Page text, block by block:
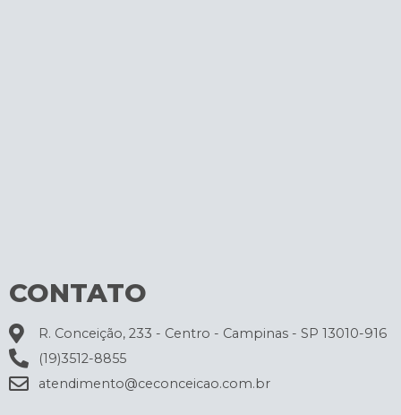
CONTATO
R. Conceição, 233 - Centro - Campinas - SP 13010-916
(19)3512-8855
atendimento@ceconceicao.com.br